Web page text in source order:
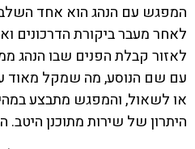
המפגש עם הנהג הוא אחד
לאחר מעבר ביקורת הדרכונים
לאזור קבלת הפנים שבו הנהג
עם שם הנוסע, מה שמקל מאוד
או לשאול, והמפגש מתבצע
היתרון של שירות מתוכנן היטב.